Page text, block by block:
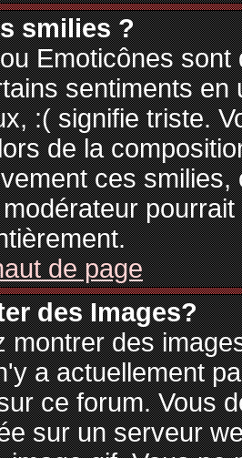
smilies ?
Emoticônes
sentiments
:( signifie triste.
de la
ces
de page
des Images?
montrer des
a actuellement
ce forum. Vous
sur un serveur